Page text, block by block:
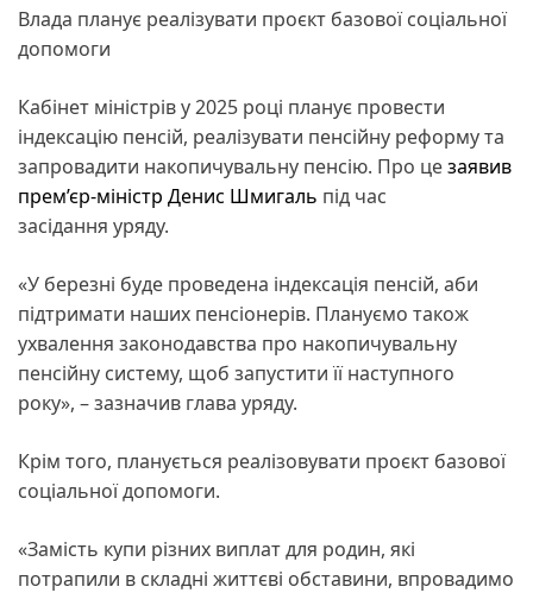
Влада планує реалізувати проєкт базової соціальної
допомоги
Кабінет міністрів у 2025 році планує провести
індексацію пенсій, реалізувати пенсійну реформу та
запровадити накопичувальну пенсію. Про цезаявив
прем’єр-міністр Денис Шмигаль під час
засідання уряду.
«У березні буде проведена індексація пенсій, аби
підтримати наших пенсіонерів. Плануємо також
ухвалення законодавства про накопичувальну
пенсійну систему, щоб запустити її наступного
року», – зазначив глава уряду.
Крім того, планується реалізовувати проєкт базової
соціальної допомоги.
«Замість купи різних виплат для родин, які
потрапили в складні життєві обставини, впровадимо